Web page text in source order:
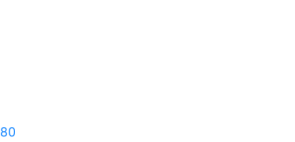
80